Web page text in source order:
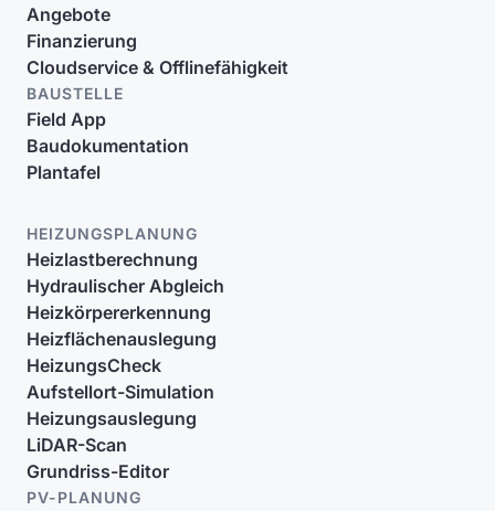
Angebote
Finanzierung
Cloudservice & Offlinefähigkeit
BAUSTELLE
Field App
Baudokumentation
Plantafel
HEIZUNGSPLANUNG
Heizlastberechnung
Hydraulischer Abgleich
Heizkörpererkennung
Heizflächenauslegung
HeizungsCheck
Aufstellort-Simulation
Heizungsauslegung
LiDAR-Scan
Grundriss-Editor
PV-PLANUNG